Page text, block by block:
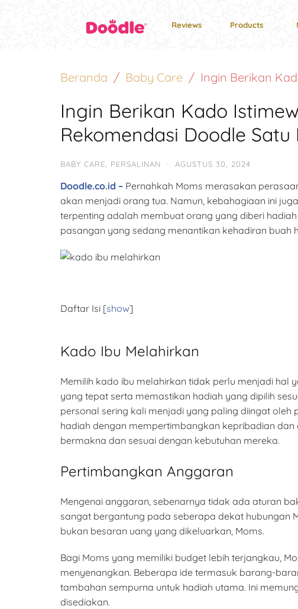
Reviews Products
Beranda Baby Care Ingin Berikan
Ingin Berikan Kado
Rekomendasi Doodle Satu
BABY CARE, PERSALINAN · AGUSTUS 30, 2024
Doodle.co.id – Pernahkah Moms merasakan
akan menjadi orang tua. Namun, kebahagiaan ini
terpenting adalah membuat orang yang diberi
pasangan yang sedang menantikan kehadiran buah
Daftar Isi [show]
Kado Ibu Melahirkan
Memilih kado ibu melahirkan tidak perlu menjadi hal
yang tepat serta memastikan hadiah yang dipilih
personal sering kali menjadi yang paling diingat
hadiah dengan mempertimbangkan kepribadian
bermakna dan sesuai dengan kebutuhan mereka.
Pertimbangkan Anggaran
Mengenai anggaran, sebenarnya tidak ada aturan
sangat bergantung pada seberapa dekat hubungan
bukan besaran uang yang dikeluarkan, Moms.
Bagi Moms yang memiliki budget lebih terjangkau,
menyenangkan. Beberapa ide termasuk barang-
tambahan sempurna untuk hadiah utama. Ini
disediakan.